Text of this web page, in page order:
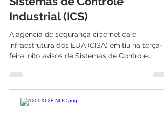
vulnerabilidades críticas em
Sistemas de Controle
Industrial (ICS)
A agência de segurança cibernética e
feira, oito avisos de Sistemas de Controle
Industrial...